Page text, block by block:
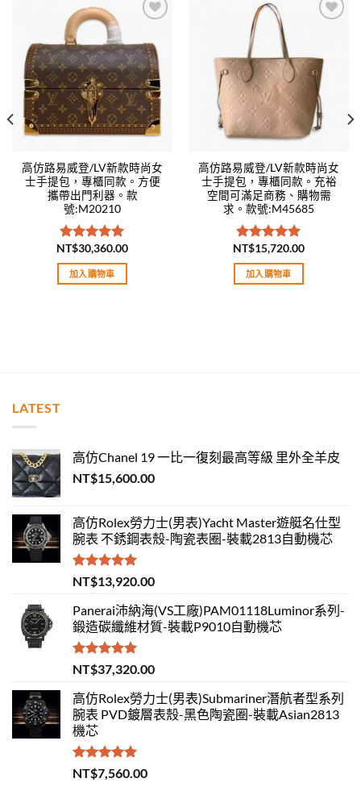
wishlist
高仿路易威登/LV新款時尚女
士手提包，專櫃同款。方便
攜帶出門利器。款
號:M20210
評分5.00
滿分 5
NT$30,360.00
加入購物車
高仿路易威登/LV新款時尚女
士手提包，專櫃同款。充裕
空間可滿足商務、購物需
求。款號:M45685
評分5.00
滿分 5
NT$15,720.00
加入購物車
LATEST
高仿Chanel 19 一比一復刻最高等級 里外全羊皮
NT$15,600.00
高仿Rolex勞力士(男表)Yacht Master遊艇名仕型
腕表 不銹鋼表殼-陶瓷表圈-裝載2813自動機芯
評分5.00
滿分 5
NT$13,920.00
Panerai沛納海(VS工廠)PAM01118Luminor系列-
鍛造碳纖維材質-裝載P9010自動機芯
評分5.00
滿分 5
NT$37,320.00
高仿Rolex勞力士(男表)Submariner潛航者型系列
腕表 PVD鍍層表殼-黑色陶瓷圈-裝載Asian2813
機芯
評分 5.00
滿分 5
NT$7,560.00